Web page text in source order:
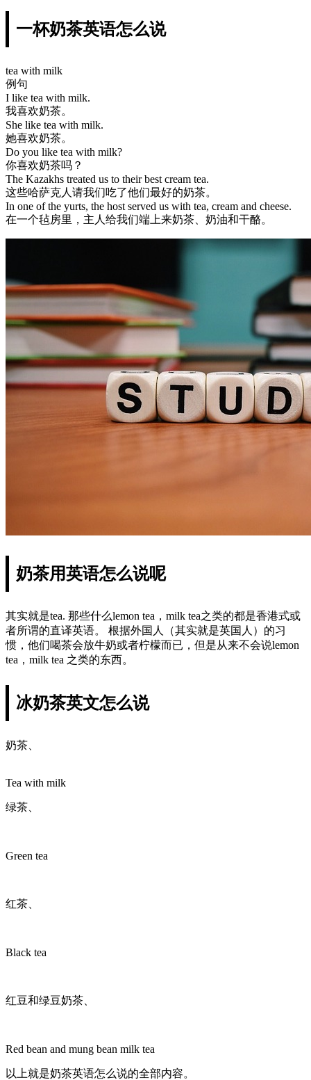
一杯奶茶英语怎么说
tea with milk
例句
I like tea with milk.
我喜欢奶茶。
She like tea with milk.
她喜欢奶茶。
Do you like tea with milk?
你喜欢奶茶吗？
The Kazakhs treated us to their best cream tea.
这些哈萨克人请我们吃了他们最好的奶茶。
In one of the yurts, the host served us with tea, cream and cheese.
在一个毡房里，主人给我们端上来奶茶、奶油和干酪。
奶茶用英语怎么说呢
其实就是tea. 那些什么lemon tea，milk tea之类的都是香港式或
者所谓的直译英语。 根据外国人（其实就是英国人）的习
惯，他们喝茶会放牛奶或者柠檬而已，但是从来不会说lemon
tea，milk tea 之类的东西。
冰奶茶英文怎么说
奶茶、
Tea with milk
绿茶、
Green tea
红茶、
Black tea
红豆和绿豆奶茶、
Red bean and mung bean milk tea
以上就是奶茶英语怎么说的全部内容。